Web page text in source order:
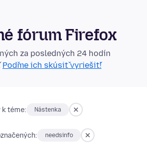
fórum Firefox
za posledných 24 hodín
Poďme ich skúsiť vyriešiť!
k téme: Nástenka
needsinfo